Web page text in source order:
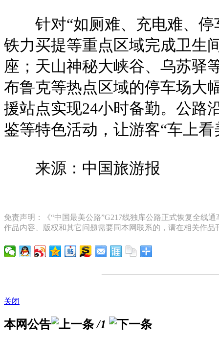
针对“如厕难、充电难、停
铁力买提等重点区域完成卫生
座；天山神秘大峡谷、乌苏驿
布鲁克等热点区域的停车场大
援站点实现24小时备勤。公路
鉴等特色活动，让游客“车上
来源：中国旅游报
免责声明：《“中国最美公路”G217线独库公路正式恢复全线
作品内容、版权和其它问题需要同本网联系的，请在相关作品
关闭
本网公告 /1